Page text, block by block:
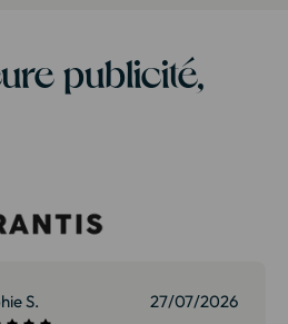
publicité,
S. 27/07/2026